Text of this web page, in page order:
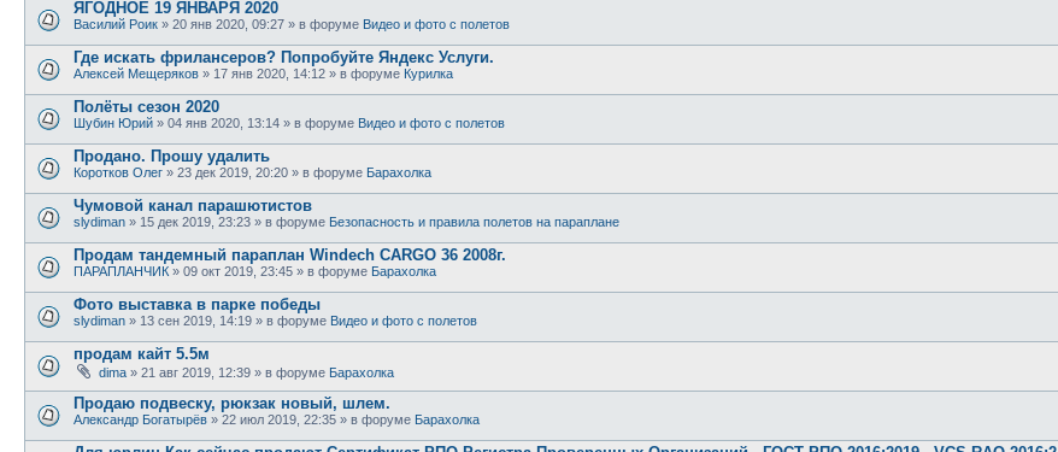
ЯГОДНОЕ 19 ЯНВАРЯ 2020
Василий Роик » 20 янв 2020, 09:27 » в форуме Видео и фото с полетов
Где искать фрилансеров? Попробуйте Яндекс Услуги.
Алексей Мещеряков » 17 янв 2020, 14:12 » в форуме Курилка
Полёты сезон 2020
Шубин Юрий » 04 янв 2020, 13:14 » в форуме Видео и фото с полетов
Продано. Прошу удалить
Коротков Олег » 23 дек 2019, 20:20 » в форуме Барахолка
Чумовой канал парашютистов
slydiman » 15 дек 2019, 23:23 » в форуме Безопасность и правила полетов на параплане
Продам тандемный параплан Windech CARGO 36 2008г.
ПАРАПЛАНЧИК » 09 окт 2019, 23:45 » в форуме Барахолка
Фото выставка в парке победы
slydiman » 13 сен 2019, 14:19 » в форуме Видео и фото с полетов
продам кайт 5.5м
dima » 21 авг 2019, 12:39 » в форуме Барахолка
Продаю подвеску, рюкзак новый, шлем.
Александр Богатырёв » 22 июл 2019, 22:35 » в форуме Барахолка